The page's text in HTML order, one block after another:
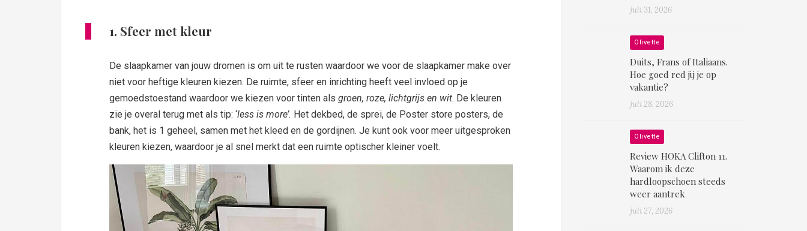
1. Sfeer met kleur
De slaapkamer van jouw dromen is om uit te rusten waardoor we voor de slaapkamer make over
niet voor heftige kleuren kiezen. De ruimte, sfeer en inrichting heeft veel invloed op je
gemoedstoestand waardoor we kiezen voor tinten als groen, roze, lichtgrijs en wit. De kleuren
zie je overal terug met als tip: ‘less is more’. Het dekbed, de sprei, de Poster store posters, de
bank, het is 1 geheel, samen met het kleed en de gordijnen. Je kunt ook voor meer uitgesproken
kleuren kiezen, waardoor je al snel merkt dat een ruimte optischer kleiner voelt.
juli 31, 2026
Olivette
Duits, Frans of Italiaans.
Hoe goed red jij je op
vakantie?
juli 28, 2026
Olivette
Review HOKA Clifton 11.
Waarom ik deze
hardloopschoen steeds
weer aantrek
juli 27, 2026